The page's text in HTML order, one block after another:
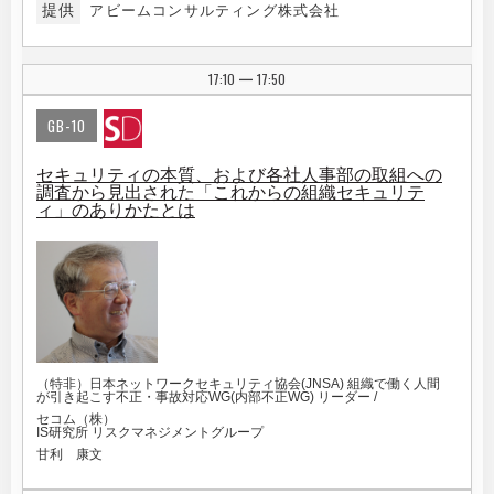
提供 アビームコンサルティング株式会社
17:10 | 17:50
GB-10
セキュリティの本質、および各社人事部の取組への
調査から見出された「これからの組織セキュリテ
ィ」のありかたとは
（特非）日本ネットワークセキュリティ協会(JNSA) 組織で働く人間
が引き起こす不正・事故対応WG(内部不正WG) リーダー /
セコム（株）
IS研究所 リスクマネジメントグループ
甘利 康文